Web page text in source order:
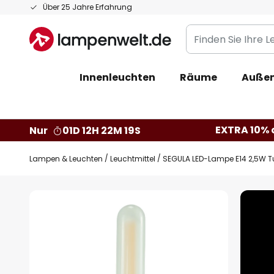
Über 25 Jahre Erfahrung
Zum
springen
Finden
Sie
Leuchte...
Innenleuchten Räume
Nur
01D 12H 22M 18S EXTRA
Lampen & Leuchten Leuchtmittel SEGULA LED-Lampe E14